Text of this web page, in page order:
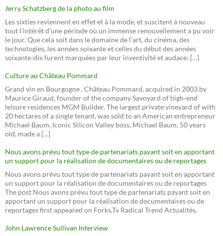
Jerry Schatzberg de la photo au film
Les sixties reviennent en effet et à la mode, et suscitent à nouveau
tout l’intérêt d’une période où un immense renouvellement a pu voir
le jour. Que cela soit dans le domaine de l’art, du cinéma, des
technologies, les années soixante et celles du début des années
soixante-dix furent marquées par leur inventivité et audace: […]
Culture au Château Pommard
Grand vin en Bourgogne , Château Pommard, acquired in 2003 by
Maurice Giraud, founder of the company Savoyard of high-end
leisure residences MGM Builder. The largest private vineyard of with
20 hectares of a single tenant, was sold to an American entrepreneur
Michael Baum. Iconic Silicon Valley boss, Michael Baum, 50 years
old, made a […]
Nous avons prévu tout type de partenariats payant soit en apportant
un support pour la réalisation de documentaires ou de reportages
Nous avons prévu tout type de partenariats payant soit en apportant
un support pour la réalisation de documentaires ou de reportages
The post Nous avons prévu tout type de partenariats payant soit en
apportant un support pour la réalisation de documentaires ou de
reportages first appeared on Forks.Tv Radical Trend Actualités.
John Lawrence Sullivan Interview